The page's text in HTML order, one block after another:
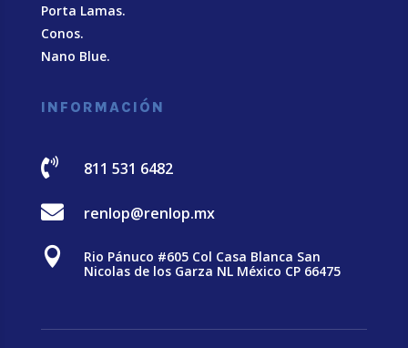
Porta Lamas.
Conos.
Nano Blue.
INFORMACIÓN
 811 531 6482
 renlop@renlop.mx

Rio Pánuco #605 Col Casa Blanca San
Nicolas de los Garza NL México CP 66475